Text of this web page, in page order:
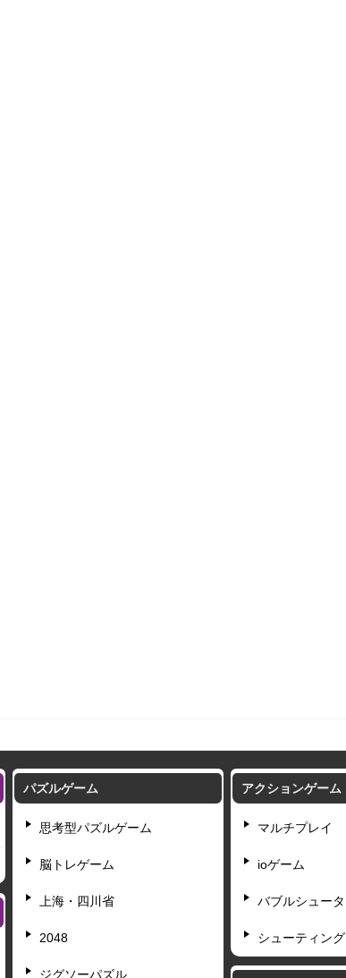
パズルゲーム
思考型パズルゲーム
脳トレゲーム
上海・四川省
2048
ジグソーパズル
アクションゲーム
マルチプレイ
ioゲーム
バブルシュー
シューティング